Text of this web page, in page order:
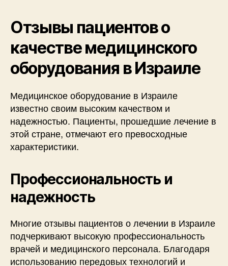
Отзывы пациентов о
качестве медицинского
оборудования в Израиле
Медицинское оборудование в Израиле
известно своим высоким качеством и
надежностью. Пациенты, прошедшие лечение в
этой стране, отмечают его превосходные
характеристики.
Профессиональность и
надежность
Многие отзывы пациентов о лечении в Израиле
подчеркивают высокую профессиональность
врачей и медицинского персонала. Благодаря
использованию передовых технологий и